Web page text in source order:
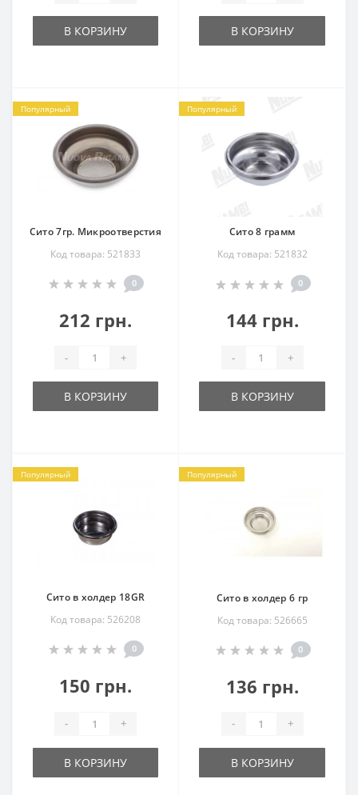
В КОРЗИНУ В КОРЗИНУ
Популярный
Сито 7гр. Микроотверстия
Код товара: 521833
0
212 грн.
- +
В КОРЗИНУ
Популярный
Сито 8 грамм
Код товара: 521832
0
144 грн.
- +
В КОРЗИНУ
Популярный
Сито в холдер 18GR
Код товара: 526208
0
150 грн.
- +
В КОРЗИНУ
Популярный
Сито в холдер 6 гр
Код товара: 526665
0
136 грн.
- +
В КОРЗИНУ